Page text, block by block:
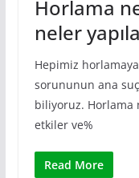
Horlama
neler
Hepimiz
sorununun ana
biliyoruz. Horlama
etkiler ve%
Read More